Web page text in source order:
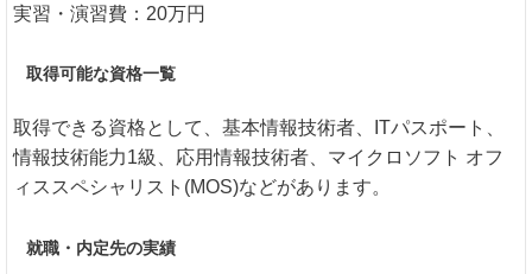
実習・演習費：20万円
取得可能な資格一覧
取得できる資格として、基本情報技術者、ITパスポート、
情報技術能力1級、応用情報技術者、マイクロソフト オフ
ィススペシャリスト(MOS)などがあります。
就職・内定先の実績